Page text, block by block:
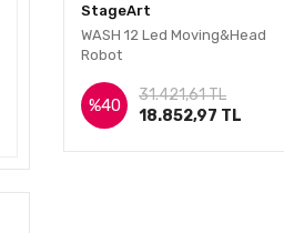
StageArt
WASH 12 Led Moving&Head
Robot
%40
31.421,61 TL
18.852,97 TL